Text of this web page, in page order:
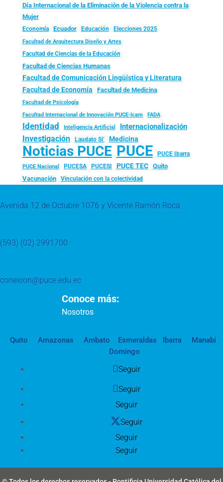
Día Internacional de la Eliminación de la Violencia contra la
Mujer
Economía Ecuador Educación Elecciones 2025
Facultad de Arquitectura Diseño y Artes
Facultad de Ciencias de la Educación
Facultad de Ciencias Humanas
Facultad de Comunicación Lingüística y Literatura
Facultad de Economía Facultad de Medicina
Facultad de Psicología
Facultad Internacional de Innovación PUCE-Icam FADA
Identidad Inteligencia Artificial Internacionalización
Investigación Laudato Si’ Medicina
Noticias PUCE PUCE PUCE Ibarra
PUCE Nacional PUCESA PUCESI PUCE TEC
Quito
Vacunación
Vinculación con la colectividad
Avenida 12 de Octubre 1076 y Vicente Ramón Roca
(593) (02) 2991700
conexion@puce.edu.ec
Conoce más:
Nosotros
Quito Amazonas Ambato Esmeraldas Ibarra
Manabí
Domingo
Seguir
Seguir
Seguir
Seguir
Seguir
Seguir